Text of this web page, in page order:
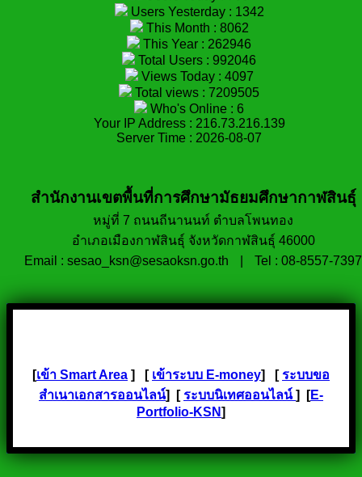
Users Yesterday : 1342
This Month : 8062
This Year : 262946
Total Users : 992046
Views Today : 4097
Total views : 7209505
Who's Online : 6
Your IP Address : 216.73.216.139
Server Time : 2026-08-07
สำนักงานเขตพื้นที่การศึกษามัธยมศึกษากาฬสินธุ์
หมู่ที่ 7 ถนนถีนานนท์ ตำบลโพนทอง
อำเภอเมืองกาฬสินธุ์ จังหวัดกาฬสินธุ์ 46000
Email : sesao_ksn@sesaoksn.go.th
Tel : 08-8557-7397
[เข้า Smart Area ] [ เข้าระบบ E-money] [ระบบขอ
สำเนาเอกสารออนไลน์] [ระบบนิเทศออนไลน์] [E-
Portfolio-KSN]